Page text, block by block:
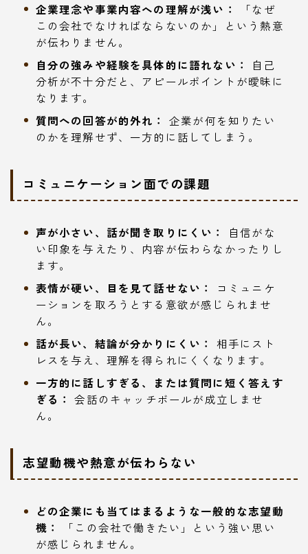
企業理念や事業内容への理解が浅い：
「なぜ
この会社でなければならないのか」という熱意
が伝わりません。
自分の強みや経験を具体的に語れない：
自己
分析が不十分だと、アピールポイントが曖昧に
なります。
質問への回答が的外れ：
企業が何を知りたい
のかを理解せず、一方的に話してしまう。
コミュニケーション面での課題
声が小さい、話が聞き取りにくい：
自信がな
い印象を与えたり、内容が伝わらなかったりし
ます。
表情が硬い、目を見て話せない：
コミュニケ
ーションを取ろうとする意欲が感じられませ
ん。
話が長い、結論が分かりにくい：
相手にスト
レスを与え、理解を得られにくくなります。
一方的に話しすぎる、または質問に短く答えす
ぎる： 会話のキャッチボールが成立しませ
ん。
志望動機や熱意が伝わらない
どの企業にも当てはまるような一般的な志望動
機：
「この会社で働きたい」という強い思い
が感じられません。